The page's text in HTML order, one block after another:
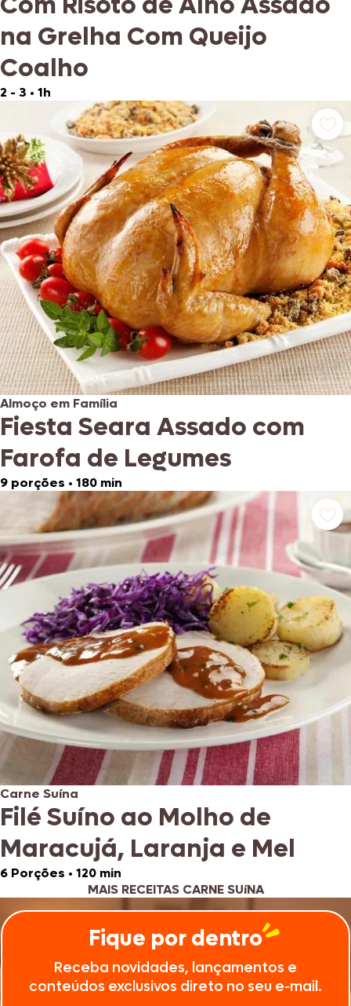
na Grelha Com Queijo
Coalho
2 - 3 • 1h
Almoço em Família
Fiesta Seara Assado com
Farofa de Legumes
9 porções • 180 min
Carne Suína
Filé Suíno ao Molho de
Maracujá, Laranja e Mel
6 Porções • 120 min
MAIS RECEITAS CARNE SUíNA
Fique por dentro
Receba novidades, lançamentos e
conteúdos exclusivos direto no seu e-mail.